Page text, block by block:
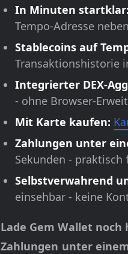
In Minuten startklar:
Tempo-Adresse
Stablecoins auf
Transaktionshistorie
Integrierter DEX-
- ohne Browser-
Mit Karte kaufen:
Zahlungen unter
Sekunden -
Selbstverwahrend
einsehbar - keine
Lade Gem Wallet
Zahlungen unter